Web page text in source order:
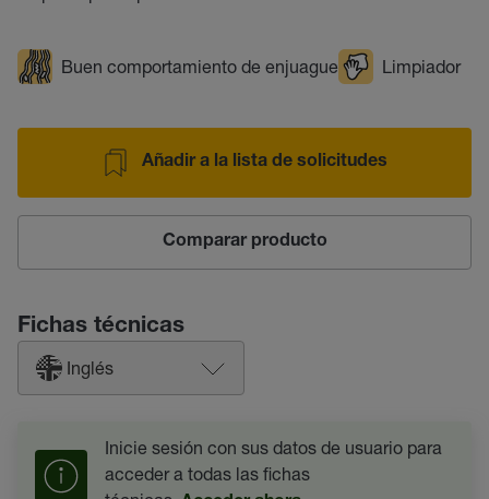
Buen comportamiento de enjuague Limpiador
Añadir a la lista de solicitudes
Comparar producto
Fichas técnicas
Inglés
Inicie sesión con sus datos de usuario para
acceder a todas las fichas